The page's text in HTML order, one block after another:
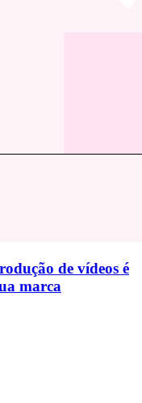
de vídeos é
marca